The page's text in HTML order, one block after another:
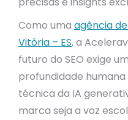
Como uma agência
Vitória – ES, a
futuro do SEO exige
profundidade
técnica da IA
marca seja a voz